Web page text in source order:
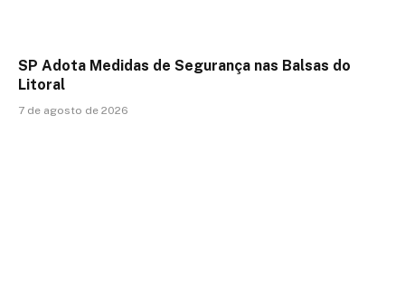
SP Adota Medidas de Segurança nas Balsas do
Litoral
7 de agosto de 2026